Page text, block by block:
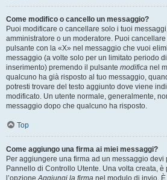
Come modifico o cancello un messaggio?
Puoi modificare o cancellare solo i tuoi
amministratore o un moderatore. Puoi
pulsante con la «X» nel messaggio che vuoi
messaggio (a volte solo per un limitato periodo
inserimento) premendo il pulsante modifica nel
qualcuno ha già risposto al tuo messaggio,
potresti trovare del testo aggiunto dove viene
modificato. Un utente normale, generalmente,
messaggio dopo che qualcuno ha risposto.
Top
Come aggiungo una firma ai miei messaggi?
Per aggiungere una firma ad un messaggio devi
Pannello di Controllo Utente. Una volta creata,
l’opzioneAggiungi la firma nel modulo di invio.